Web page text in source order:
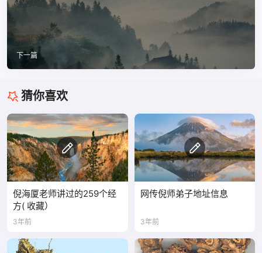
下一篇
猜你喜欢
倪海厦老师讲过的259个经
方( 收藏）
3年前
网传倪师弟子地址信息
3年前